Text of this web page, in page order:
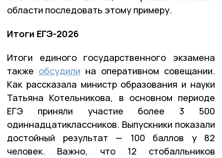
области последовать этому примеру.
Итоги ЕГЭ-2026
Итоги единого государственного экзамена
также обсудили на оперативном совещании.
Как рассказала министр образования и науки
Татьяна Котельникова, в основном периоде
ЕГЭ приняли участие более 3 500
одиннадцатиклассников. Выпускники показали
достойный результат — 100 баллов у 82
человек. Важно, что 12 стобалльников